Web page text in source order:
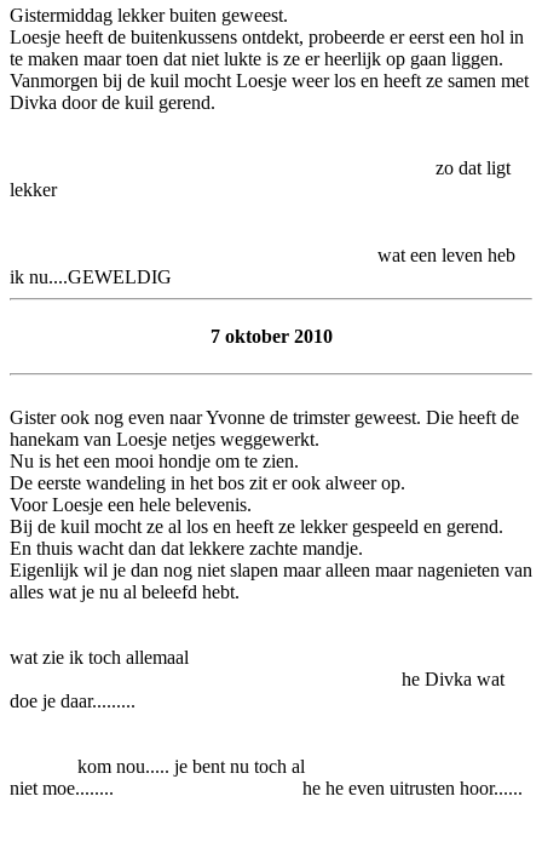
Gistermiddag lekker buiten geweest.
Loesje heeft de buitenkussens ontdekt, probeerde er eerst een hol in
te maken maar toen dat niet lukte is ze er heerlijk op gaan liggen.
Vanmorgen bij de kuil mocht Loesje weer los en heeft ze samen met
Divka door de kuil gerend.
zo dat ligt
lekker
wat een leven heb
ik nu....GEWELDIG
7 oktober 2010
Gister ook nog even naar Yvonne de trimster geweest. Die heeft de
hanekam van Loesje netjes weggewerkt.
Nu is het een mooi hondje om te zien.
De eerste wandeling in het bos zit er ook alweer op.
Voor Loesje een hele belevenis.
Bij de kuil mocht ze al los en heeft ze lekker gespeeld en gerend.
En thuis wacht dan dat lekkere zachte mandje.
Eigenlijk wil je dan nog niet slapen maar alleen maar nagenieten van
alles wat je nu al beleefd hebt.
wat zie ik toch allemaal
he Divka wat
doe je daar.........
kom nou..... je bent nu toch al
niet moe........ he he even uitrusten hoor......